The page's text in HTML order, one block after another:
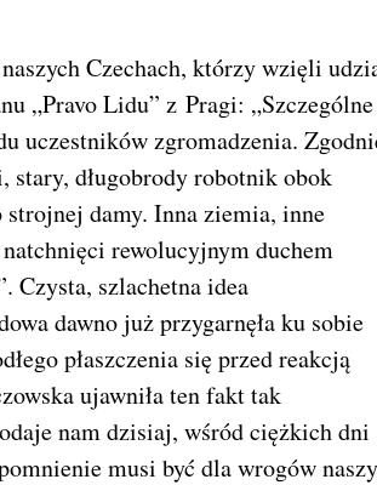
Czechach, którzy wzięli
„Pravo Lidu” z Pragi: „Szczególne
uczestników zgromadzenia.
długobrody robotnik obok
strojnej damy. Inna ziemia, inne
rewolucyjnym duchem
Czysta, szlachetna idea
dawno już przygarnęła ku sobie
płaszczenia się przed reakcją
ujawniła ten fakt tak
nam dzisiaj, wśród ciężkich dni
musi być dla wrogów